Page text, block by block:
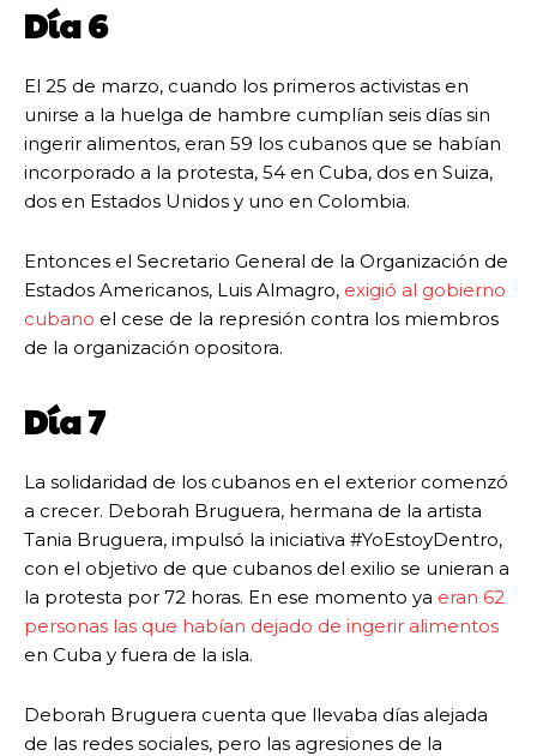
Día 6
El 25 de marzo, cuando los primeros activistas en
unirse a la huelga de hambre cumplían seis días sin
ingerir alimentos, eran 59 los cubanos que se habían
incorporado a la protesta, 54 en Cuba, dos en Suiza,
dos en Estados Unidos y uno en Colombia.
Entonces el Secretario General de la Organización de
Estados Americanos, Luis Almagro, exigió al gobierno
cubano el cese de la represión contra los miembros
de la organización opositora.
Día 7
La solidaridad de los cubanos en el exterior comenzó
a crecer. Deborah Bruguera, hermana de la artista
Tania Bruguera, impulsó la iniciativa #YoEstoyDentro,
con el objetivo de que cubanos del exilio se unieran a
la protesta por 72 horas. En ese momento ya eran 62
personas las que habían dejado de ingerir alimentos
en Cuba y fuera de la isla.
Deborah Bruguera cuenta que llevaba días alejada
de las redes sociales, pero las agresiones de la